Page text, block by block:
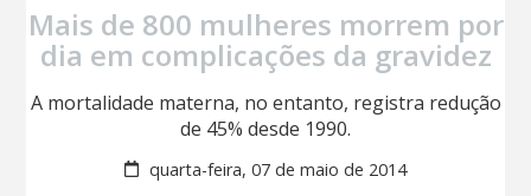
Mais de 800 mulheres morrem por
dia em complicações da gravidez
A mortalidade materna, no entanto, registra redução
de 45% desde 1990.
quarta-feira, 07 de maio de 2014